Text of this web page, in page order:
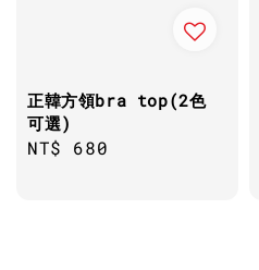
正韓方領bra top(2色
可選)
Regular
NT$ 680